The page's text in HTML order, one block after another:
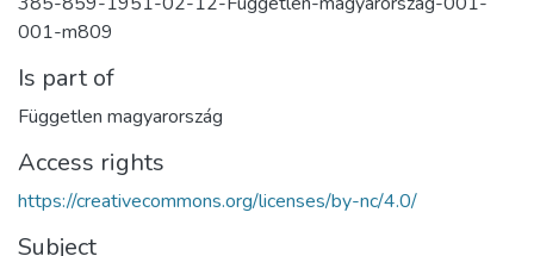
001-m809
Is part of
Független magyarország
Access rights
https://creativecommons.org/licenses/by-nc/4.0/
Subject